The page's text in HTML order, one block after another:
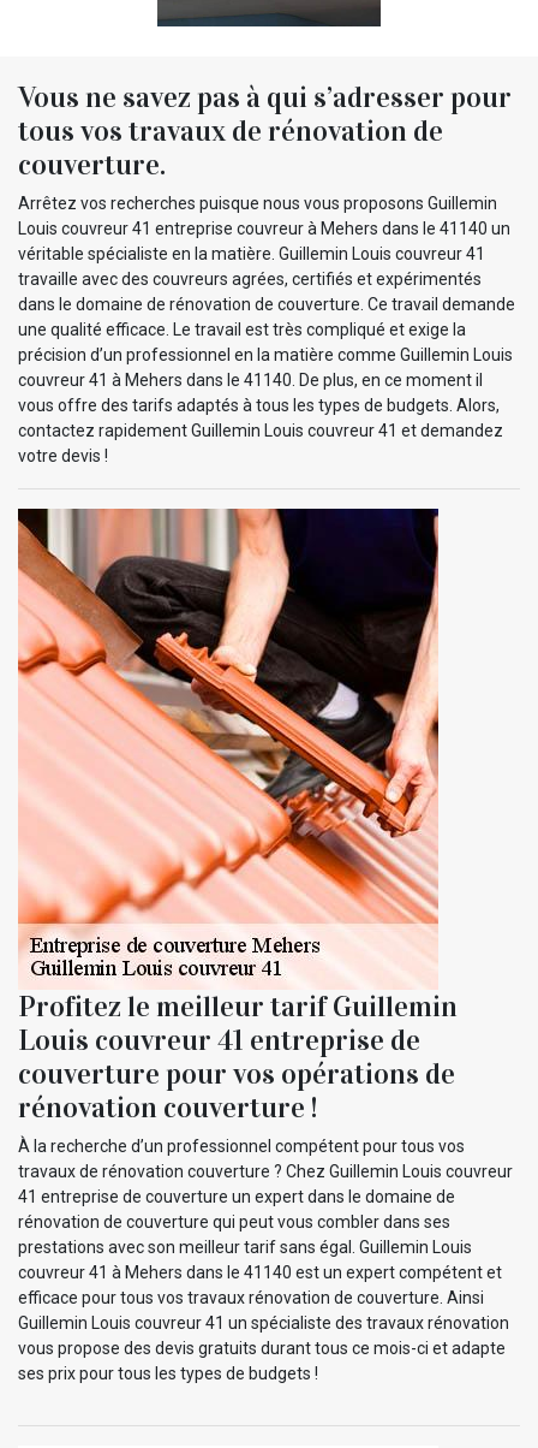
Vous ne savez pas à qui s’adresser pour
tous vos travaux de rénovation de
couverture.
Arrêtez vos recherches puisque nous vous proposons Guillemin
Louis couvreur 41 entreprise couvreur à Mehers dans le 41140 un
véritable spécialiste en la matière. Guillemin Louis couvreur 41
travaille avec des couvreurs agrées, certifiés et expérimentés
dans le domaine de rénovation de couverture. Ce travail demande
une qualité efficace. Le travail est très compliqué et exige la
précision d’un professionnel en la matière comme Guillemin Louis
couvreur 41 à Mehers dans le 41140. De plus, en ce moment il
vous offre des tarifs adaptés à tous les types de budgets. Alors,
contactez rapidement Guillemin Louis couvreur 41 et demandez
votre devis !
Profitez le meilleur tarif Guillemin
Louis couvreur 41 entreprise de
couverture pour vos opérations de
rénovation couverture !
À la recherche d’un professionnel compétent pour tous vos
travaux de rénovation couverture ? Chez Guillemin Louis couvreur
41 entreprise de couverture un expert dans le domaine de
rénovation de couverture qui peut vous combler dans ses
prestations avec son meilleur tarif sans égal. Guillemin Louis
couvreur 41 à Mehers dans le 41140 est un expert compétent et
efficace pour tous vos travaux rénovation de couverture. Ainsi
Guillemin Louis couvreur 41 un spécialiste des travaux rénovation
vous propose des devis gratuits durant tous ce mois-ci et adapte
ses prix pour tous les types de budgets !